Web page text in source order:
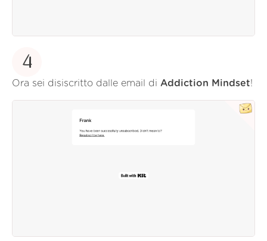
4
Ora sei disiscritto dalle email di Addiction Mindset!